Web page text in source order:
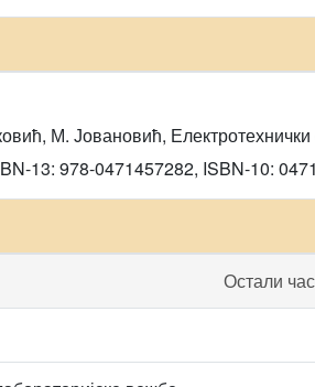
М. Јовановић,
13: 978-0471457282, ISBN-10:
Остали